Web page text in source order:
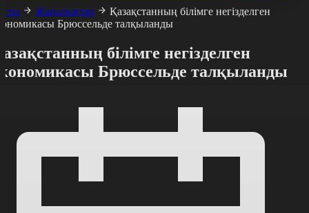
Жаңалықтар
Қазақстанның білімге негізделген
Брюссельде талқыланды
білімге негізделген
Брюссельде талқыланды